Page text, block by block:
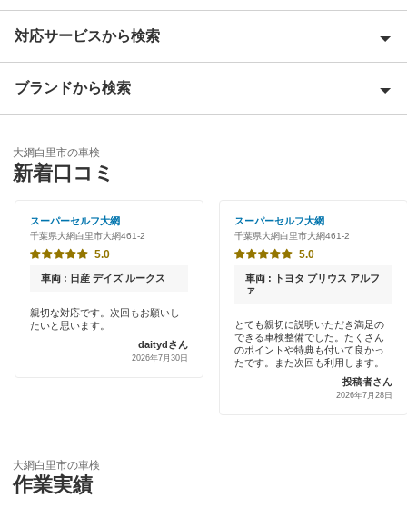
旭市
安房郡
夷隅郡
いすみ市
市川市
市原市
印旛郡
香取郡
対応サービスから検索
Award 受賞店
特典あり
新車初回割りあり
早割りあり
クレジットカードOK
輸入車OK
ハイブリッド車OK
ブランドから検索
出光リテール車検
宇佐美車検
コスモの車検
マッハ車検
大網白里市の車検
新着口コミ
スーパーセルフ大網
千葉県大網白里市大網461-2
5.0
車両 : 日産 デイズ ルークス
親切な対応です。次回もお願いし
たいと思います。
daitydさん
2026年7月30日
スーパーセルフ大網
千葉県大網白里市大網461-2
5.0
車両 : トヨタ プリウス アルフ
ァ
とても親切に説明いただき満足の
できる車検整備でした。たくさん
のポイントや特典も付いて良かっ
たです。また次回も利用します。
投稿者さん
2026年7月28日
大網白里市の車検
作業実績